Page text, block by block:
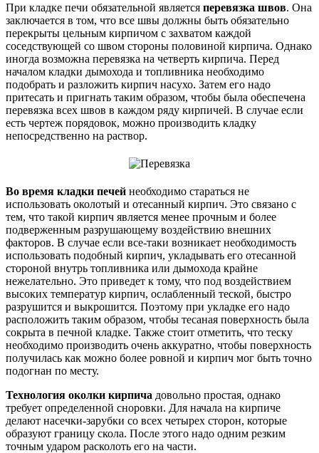
При кладке печи обязательной является перевязка швов. Она
заключается в том, что все швы должны быть обязательно
перекрыты цельным кирпичом с захватом каждой
соседствующей со швом стороны половиной кирпича. Однако
иногда возможна перевязка на четверть кирпича. Перед
началом кладки дымохода и топливника необходимо
подобрать и разложить кирпич насухо. Затем его надо
притесать и пригнать таким образом, чтобы была обеспечена
перевязка всех швов в каждом ряду кирпичей. В случае если
есть чертеж порядовок, можно производить кладку
непосредственно на раствор.
Во время кладки печей необходимо стараться не
использовать околотый и отесанный кирпич. Это связано с
тем, что такой кирпич является менее прочным и более
подверженным разрушающему воздействию внешних
факторов. В случае если все-таки возникает необходимость
использовать подобный кирпич, укладывать его отесанной
стороной внутрь топливника или дымохода крайне
нежелательно. Это приведет к тому, что под воздействием
высоких температур кирпич, ослабленный теской, быстро
разрушится и выкрошится. Поэтому при укладке его надо
расположить таким образом, чтобы тесаная поверхность была
сокрыта в печной кладке. Также стоит отметить, что теску
необходимо производить очень аккуратно, чтобы поверхность
получилась как можно более ровной и кирпич мог быть точно
подогнан по месту.
Технология околки кирпича довольно простая, однако
требует определенной сноровки. Для начала на кирпиче
делают насечки-зарубки со всех четырех сторон, которые
образуют границу скола. После этого надо одним резким
точным ударом расколоть его на части.